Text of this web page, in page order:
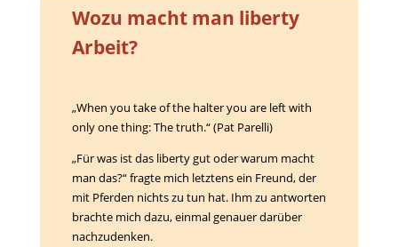
Wozu macht man liberty
Arbeit?
„When you take of the halter you are left with
only one thing: The truth.“ (Pat Parelli)
„Für was ist das liberty gut oder warum macht
man das?“ fragte mich letztens ein Freund, der
mit Pferden nichts zu tun hat. Ihm zu antworten
brachte mich dazu, einmal genauer darüber
nachzudenken.